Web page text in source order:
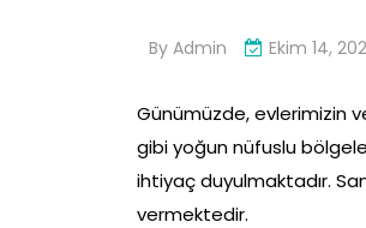
By Admin Ekim 14,
Günümüzde, evlerimizin
gibi yoğun nüfuslu
ihtiyaç duyulmaktadır.
vermektedir.